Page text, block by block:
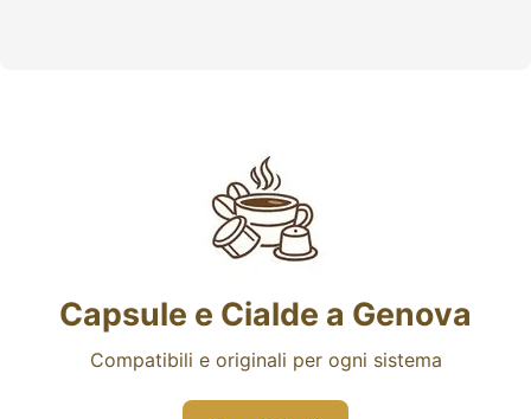
Capsule e Cialde a Genova
Compatibili e originali per ogni sistema